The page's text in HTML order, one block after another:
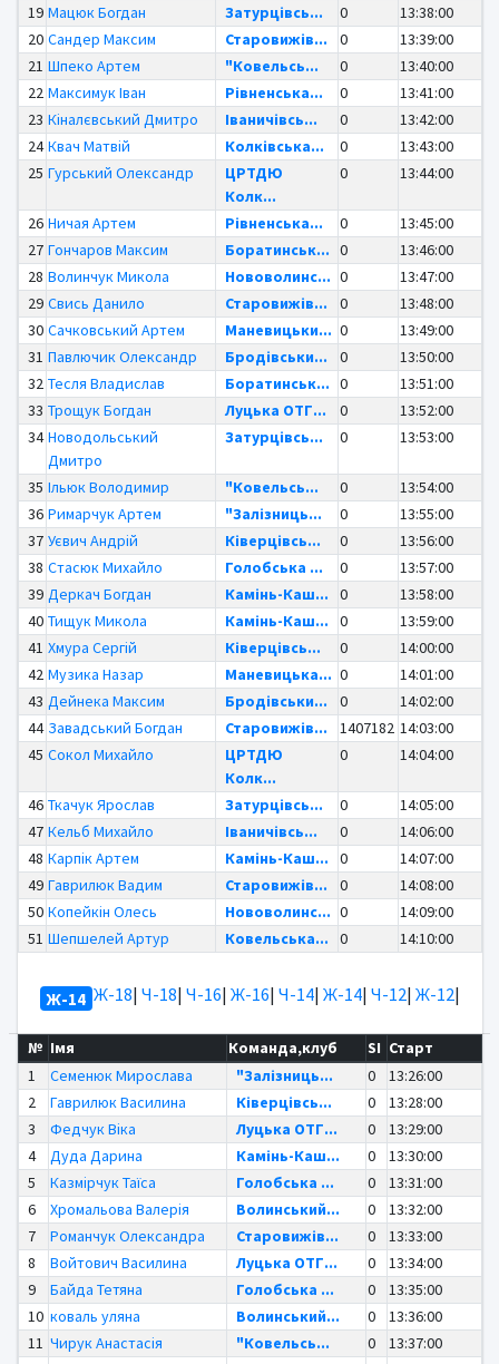
19 Мацюк Богдан Затурцівсь... 0
13:38:00
20 Сандер Максим Старовижів... 0
13:39:00
21 Шпеко Артем "Ковельсь... 0
13:40:00
22 Максимук Іван Рівненська... 0
13:41:00
23 Кіналєвський Дмитро Іваничівсь... 0
13:42:00
24 Квач Матвій Колківська... 0
13:43:00
25 Гурський Олександр
ЦРТДЮ
Колк...
0 13:44:00
26 Ничая Артем Рівненська... 0
13:45:00
27 Гончаров Максим Боратинськ... 0
13:46:00
28 Волинчук Микола Нововолинс... 0
13:47:00
29 Свись Данило Старовижів... 0
13:48:00
30 Сачковський Артем Маневицьки... 0
13:49:00
31 Павлючик Олександр Бродівськи... 0
13:50:00
32 Тесля Владислав Боратинськ... 0
13:51:00
33 Трощук Богдан Луцька ОТГ... 0
13:52:00
34 Новодольський
Дмитро
Затурцівсь... 0 13:53:00
35 Ільюк Володимир "Ковельсь... 0
13:54:00
36 Римарчук Артем "Залізниць... 0
13:55:00
37 Уєвич Андрій Ківерцівсь... 0
13:56:00
38 Стасюк Михайло Голобська ... 0
13:57:00
39 Деркач Богдан Камінь-Каш... 0
13:58:00
40 Тищук Микола Камінь-Каш... 0
13:59:00
41 Хмура Сергій Ківерцівсь... 0
14:00:00
42 Музика Назар Маневицька... 0
14:01:00
43 Дейнека Максим Бродівськи... 0
14:02:00
44 Завадський Богдан Старовижів... 1407182 14:03:00
45 Сокол Михайло
ЦРТДЮ
Колк...
0 14:04:00
46 Ткачук Ярослав Затурцівсь... 0
14:05:00
47 Кельб Михайло Іваничівсь... 0
14:06:00
48 Карпік Артем Камінь-Каш... 0
14:07:00
49 Гаврилюк Вадим Старовижів... 0
14:08:00
50 Копейкін Олесь Нововолинс... 0
14:09:00
51 Шепшелей Артур Ковельська... 0 14:10:00
Ж-14 Ж-18| Ч-18| Ч-16| Ж-16| Ч-14| Ж-14| Ч-12| Ж-12|
№ Імя Команда,клуб SI Старт
1
Семенюк Мирослава "Залізниць... 0
13:26:00
2
Гаврилюк Василина Ківерцівсь... 0
13:28:00
3
Федчук Віка Луцька ОТГ... 0
13:29:00
4
Дуда Дарина Камінь-Каш... 0
13:30:00
5
Казмірчук Таїса Голобська ... 0
13:31:00
6
Хромальова Валерія Волинський... 0
13:32:00
7
Романчук Олександра Старовижів... 0
13:33:00
8
Войтович Василина Луцька ОТГ... 0
13:34:00
9
Байда Тетяна Голобська ... 0
13:35:00
10 коваль уляна Волинський... 0
13:36:00
11 Чирук Анастасія "Ковельсь... 0
13:37:00